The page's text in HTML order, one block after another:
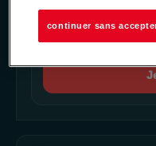
continuer sans